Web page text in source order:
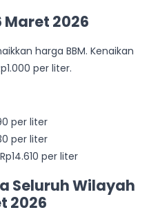
Maret 2026
harga BBM. Kenaikan
per liter.
per liter
per liter
per liter
Seluruh Wilayah
2026